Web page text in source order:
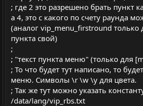
; где 2 это разрешено брать пункт
а 4, это с какого по счету раунда
(аналог vip_menu_firstround только
пункта свой)
;
; "текст пункта меню" (только для
; То что будет тут написано, то
меню. Символы \r \w \y для цвета.
; Так же тут можно указать
/data/lang/vip_rbs.txt